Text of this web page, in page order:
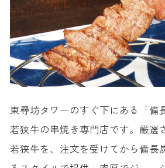
東尋坊タワーのすぐ下にある「備
若狭牛の串焼き専門店です。厳選
若狭牛を、注文を受けてから備長